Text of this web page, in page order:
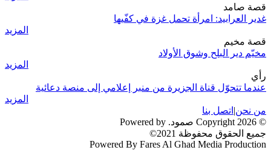
قصة صامد
غدير العرابيد: امرأة تحمل غزة في كفّيها
المزيد
قصة مخيم
مخيّم دير البلح وشوق الأولاد
المزيد
رأي
عندما تتحوّل قناة الجزيرة من منبر إعلامي إلى منصة دعائية
المزيد
من نحن| اتصل بنا
© 2026 Copyright صمود. Powered by
جميع الحقوق محفوظة 2021©
Powered By Fares Al Ghad Media Production